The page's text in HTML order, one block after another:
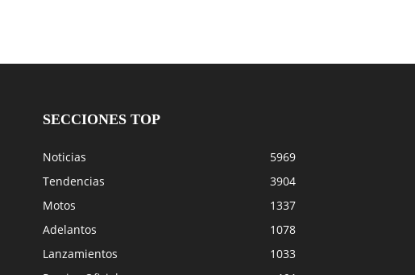
SECCIONES TOP
Noticias
5969
Tendencias
3904
Motos
1337
Adelantos
1078
Lanzamientos
1033